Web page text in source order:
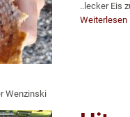
..lecker Eis
Weiterlesen
Wenzinski